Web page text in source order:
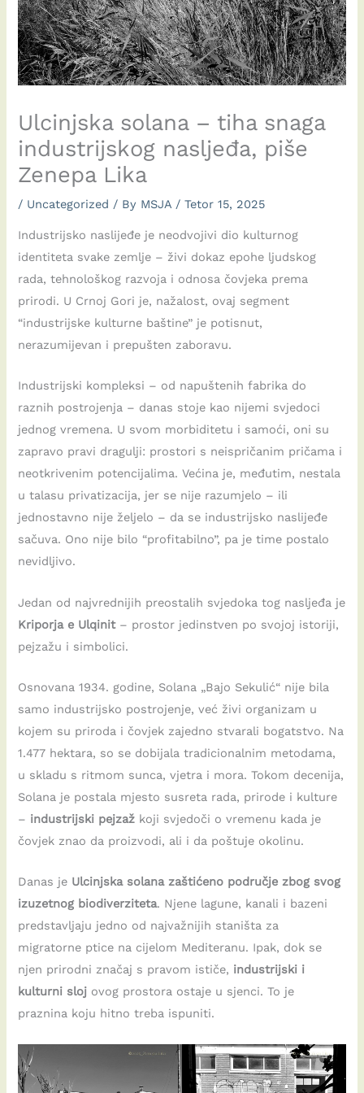
Ulcinjska solana – tiha snaga
industrijskog nasljeđa, piše
Zenepa Lika
/ Uncategorized / By MSJA /Tetor 15, 2025
Industrijsko naslijeđe je neodvojivi dio kulturnog
identiteta svake zemlje – živi dokaz epohe ljudskog
rada, tehnološkog razvoja i odnosa čovjeka prema
prirodi. U Crnoj Gori je, nažalost, ovaj segment
“industrijske kulturne baštine” je potisnut,
nerazumijevan i prepušten zaboravu.
Industrijski kompleksi – od napuštenih fabrika do
raznih postrojenja – danas stoje kao nijemi svjedoci
jednog vremena. U svom morbiditetu i samoći, oni su
zapravo pravi dragulji: prostori s neispričanim pričama i
neotkrivenim potencijalima. Većina je, međutim, nestala
u talasu privatizacija, jer se nije razumjelo – ili
jednostavno nije željelo – da se industrijsko naslijeđe
sačuva. Ono nije bilo “profitabilno”, pa je time postalo
nevidljivo.
Jedan od najvrednijih preostalih svjedoka tog nasljeđa je
Kriporja e Ulqinit– prostor jedinstven po svojoj istoriji,
pejzažu i simbolici.
Osnovana 1934. godine, Solana „Bajo Sekulić“ nije bila
samo industrijsko postrojenje, već živi organizam u
kojem su priroda i čovjek zajedno stvarali bogatstvo. Na
1.477 hektara, so se dobijala tradicionalnim metodama,
u skladu s ritmom sunca, vjetra i mora. Tokom decenija,
Solana je postala mjesto susreta rada, prirode i kulture
– industrijski pejzaž koji svjedoči o vremenu kada je
čovjek znao da proizvodi, ali i da poštuje okolinu.
Danas je Ulcinjska solana zaštićeno područje zbog svog
izuzetnog biodiverziteta. Njene lagune, kanali i bazeni
predstavljaju jedno od najvažnijih staništa za
migratorne ptice na cijelom Mediteranu. Ipak, dok se
njen prirodni značaj s pravom ističe, industrijski i
kulturni sloj ovog prostora ostaje u sjenci. To je
praznina koju hitno treba ispuniti.